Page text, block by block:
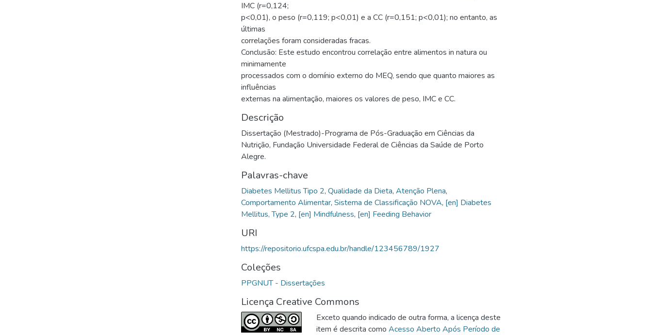
IMC (r=0,124;
p<0,01), o peso (r=0,119; p<0,01) e a CC (r=0,151; p<0,01); no entanto, as
últimas
correlações foram consideradas fracas.
Conclusão: Este estudo encontrou correlação entre alimentos in natura ou
minimamente
processados com o domínio externo do MEQ, sendo que quanto maiores as
influências
externas na alimentação, maiores os valores de peso, IMC e CC.
Descrição
Dissertação (Mestrado)-Programa de Pós-Graduação em Ciências da
Nutrição, Fundação Universidade Federal de Ciências da Saúde de Porto
Alegre.
Palavras-chave
Diabetes Mellitus Tipo 2, Qualidade da Dieta, Atenção Plena,
Comportamento Alimentar, Sistema de Classificação NOVA, [en] Diabetes
Mellitus, Type 2, [en] Mindfulness, [en] Feeding Behavior
URI
https://repositorio.ufcspa.edu.br/handle/123456789/1927
Coleções
PPGNUT - Dissertações
Licença Creative Commons
Exceto quando indicado de outra forma, a licença deste
item é descrita como Acesso Aberto Após Período de